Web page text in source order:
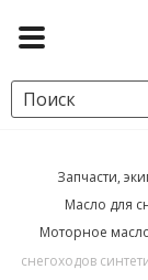
Запчасти,
Масло для
Моторное
cнегоходов